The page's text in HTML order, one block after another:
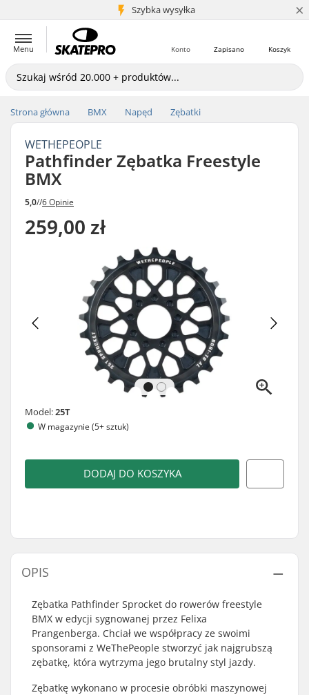
Szybka wysyłka
5+ mln klientów ×
Menu Koszyk
Zapisano
Konto
Strona główna BMX Napęd Zębatki
WETHEPEOPLE
Pathfinder Zębatka Freestyle
BMX
5,0//6 Opinie
259,00 zł
Model:25T
W magazynie (5+ sztuk)
DODAJ DO KOSZYKA
OPIS
Zębatka Pathfinder Sprocket do rowerów freestyle
BMX w edycji sygnowanej przez Felixa
Prangenberga. Chciał we współpracy ze swoimi
sponsorami z WeThePeople stworzyć jak najgrubszą
zębatkę, która wytrzyma jego brutalny styl jazdy.
Zębatkę wykonano w procesie obróbki maszynowej